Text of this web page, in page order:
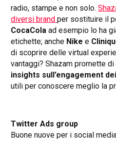
radio, stampe e non solo.
diversi brandper sostituire il
CocaCola ad esempio lo ha
etichette; anche Nike e
di scoprire delle virtual
vantaggi? Shazam promette
insights sull’engagement
utili per conoscere meglio la
Twitter Ads group
Buone nuove per i social